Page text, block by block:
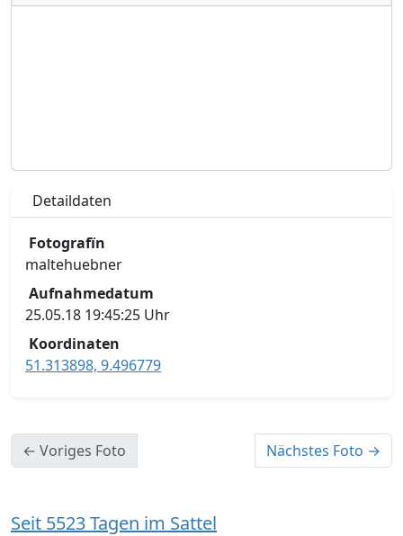
Detaildaten
Fotografïn
maltehuebner
Aufnahmedatum
25.05.18 19:45:25 Uhr
Koordinaten
51.313898, 9.496779
← Voriges Foto Nächstes Foto →
Seit 5523 Tagen im Sattel